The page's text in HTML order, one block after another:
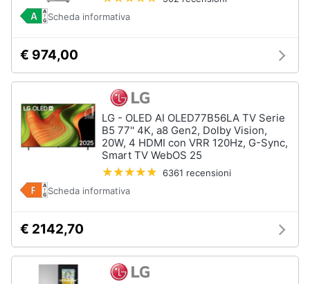
Scheda informativa
€ 974,00
LG - OLED AI OLED77B56LA TV Serie
B5 77'' 4K, a8 Gen2, Dolby Vision,
20W, 4 HDMI con VRR 120Hz, G-Sync,
Smart TV WebOS 25
6361 recensioni
Scheda informativa
€ 2142,70